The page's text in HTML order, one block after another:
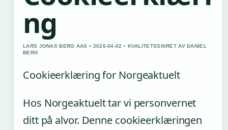
ng
LARS JONAS BERG AAS • 2026-04-02 • KVALITETSSIKRET AV DANIEL
BERG
Cookieerklæring for Norgeaktuelt
Hos Norgeaktuelt tar vi personvernet
ditt på alvor. Denne cookieerklæringen